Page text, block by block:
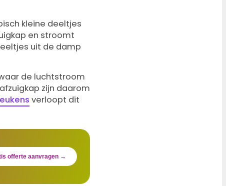
kleine deeltjes
en stroomt
uit de damp
de luchtstroom
zijn daarom
verloopt dit
offerte aanvragen →